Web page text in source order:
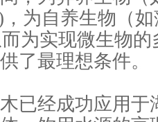
为自养生物（
为实现微生物
了最理想条件。
已经成功应用于